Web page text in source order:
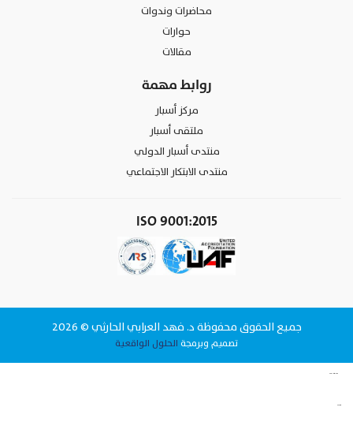
محاضرات وندوات
حوارات
مقالات
روابط مهمة
مركز أسبار
ملتقى أسبار
منتدى أسبار الدولي
منتدى الابتكار الاجتماعي
ISO 9001:2015
جميع الحقوق محفوظة د. فهد العرابي الحارثي © 2026
تصميم وبرمجة الحلول الواقعية
www.datattime4it.com
www.rs4it.sa